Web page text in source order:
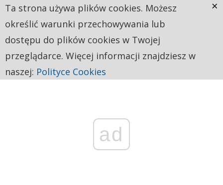
ad
Ta strona używa plików cookies. Możesz
określić warunki przechowywania lub
dostępu do plików cookies w Twojej
przeglądarce. Więcej informacji znajdziesz w
naszej: Polityce Cookies
×